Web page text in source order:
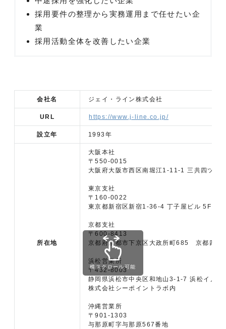
採用要件の整理から実務運用まで任せたい企
業
採用活動全体を改善したい企業
会社名 ジェイ・ライン株式会社
URL https://www.j-line.co.jp/
設立年 1993年
所在地
大阪本社
〒550-0015
大阪府大阪市西区南堀江1-11-1 三共四ツ橋
東京支社
〒160-0022
東京都新宿区新宿1-36-4 丁子屋ビル 5F
京都支社
〒600-8413
京都府京都市下京区大政所町685 京都四
浜松営業所
〒432-8003
静岡県浜松市中央区和地山3-1-7 浜松イノ
株式会社シーポイントラボ内
沖縄営業所
〒901-1303
与那原町字与那原567番地
横スクロール可能